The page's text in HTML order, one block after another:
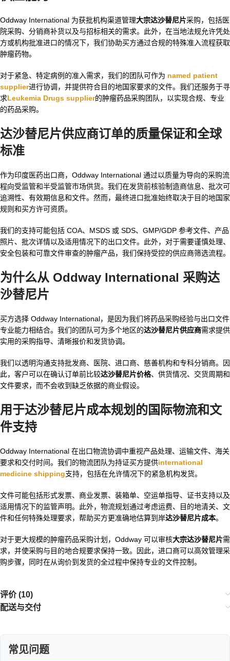
Oddway International 为获批机构渠道管理大宗达沙替尼片采购，包括医
院采购、分销商补货以及与招标相关的需求。此外，在当地法规允许凭处
方或机构批准进口的情况下，我们协助买方通过合规的特殊准入流程获取
肿瘤药物。
对于紧急、特定病例的准入需求，我们的团队可作为 named patient
supplier进行协调，并提供符合目的地国家要求的文件。我们还服务于寻
求Leukemia Drugs supplier的肿瘤药品采购团队，以实现合规、专业
的药品采购。
达沙替尼片供应商订单的质量保证和全球
标准
作为印度医药出口商，Oddway International 通过以质量为导向的采购流
程向受监管和半受监管市场供货。我们在发货前核验制造商信息、批次可
追溯性、有效期信息和文件。然而，最终进口批准始终取决于目的地国家
规则和买方许可资质。
我们的支持可能包括 COA、MSDS 或 SDS、GMP/GDP 参考文件、产品
照片、批次详情以及适用情况下的出口文件。此外，对于需要谨慎处理、
安全包装和可靠文件审查的肿瘤产品，我们保持受控的供应商筛选流程。
为什么从 Oddway International 采购达
沙替尼片
买方选择 Oddway International，是因为我们将药品采购经验与出口文件
专业能力相结合。我们的团队可为多个地区的达沙替尼片供应商需求提供
实用的采购指导、清晰报价和发货协调。
我们以透明沟通支持批发商、医院、进口商、慈善机构和专科分销商。因
此，客户可以在确认订单前比较达沙替尼片价格、供货情况、交货周期和
文件要求，而不会收到缺乏依据的商业假设。
用于达沙替尼片成本规划的国际物流和文
件支持
Oddway International 在出口物流协调中重视产品处理、运输文件、海关
要求和交付时间。我们的物流团队为持证买方提供international
medicine shipping支持，包括在允许情况下的紧急机构发货。
文件可能包括形式发票、商业发票、装箱单、空运单指导、证书支持以及
适用情况下的监管声明。此外，物流规划通过考虑运费、目的地清关、文
件和任何特殊处理要求，帮助买方更准确地估算到岸达沙替尼片成本。
对于更大规模的肿瘤药品采购计划，Oddway 可以审核大宗达沙替尼片需
求，并使采购与目的地合规要求保持一致。因此，进口商可以高效管理采
购步骤，同时在从询价到发货的全过程中保持专业的文件控制。
评价 (10)
配送与交付
常见问题